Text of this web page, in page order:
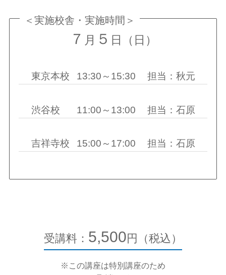
＜実施校舎・実施時間＞
７ 月 ５ 日 （日）
東京本校 13:30～15:30 担当：秋元
渋谷校 11:00～13:00 担当：石原
吉祥寺校 15:00～17:00 担当：石原
受講料： 5,500 円（税込）
※この講座は特別講座のため